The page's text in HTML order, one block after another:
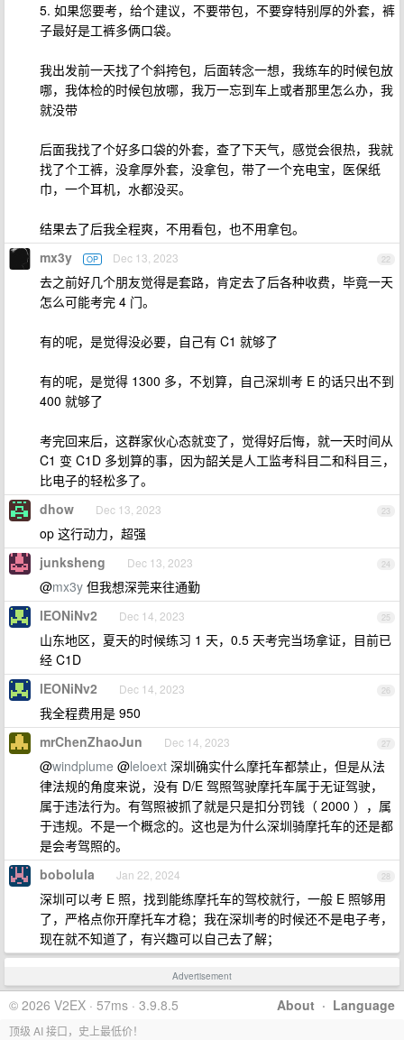
5. 如果您要考，给个建议，不要带包，不要穿特别厚的外套，裤
子最好是工裤多俩口袋。
我出发前一天找了个斜挎包，后面转念一想，我练车的时候包放
哪，我体检的时候包放哪，我万一忘到车上或者那里怎么办，我
就没带
后面我找了个好多口袋的外套，查了下天气，感觉会很热，我就
找了个工裤，没拿厚外套，没拿包，带了一个充电宝，医保纸
巾，一个耳机，水都没买。
结果去了后我全程爽，不用看包，也不用拿包。
22
mx3y OP Dec 13, 2023
去之前好几个朋友觉得是套路，肯定去了后各种收费，毕竟一天
怎么可能考完 4 门。
有的呢，是觉得没必要，自己有 C1 就够了
有的呢，是觉得 1300 多，不划算，自己深圳考 E 的话只出不到
400 就够了
考完回来后，这群家伙心态就变了，觉得好后悔，就一天时间从
C1 变 C1D 多划算的事，因为韶关是人工监考科目二和科目三，
比电子的轻松多了。
23
dhow Dec 13, 2023
op 这行动力，超强
24
junksheng Dec 13, 2023
@mx3y 但我想深莞来往通勤
25
lEONiNv2 Dec 14, 2023
山东地区，夏天的时候练习 1 天，0.5 天考完当场拿证，目前已
经 C1D
26
lEONiNv2 Dec 14, 2023
我全程费用是 950
27
mrChenZhaoJun Dec 14, 2023
@windplume @leloext 深圳确实什么摩托车都禁止，但是从法
律法规的角度来说，没有 D/E 驾照驾驶摩托车属于无证驾驶，
属于违法行为。有驾照被抓了就是只是扣分罚钱（ 2000 ），属
于违规。不是一个概念的。这也是为什么深圳骑摩托车的还是都
是会考驾照的。
28
bobolula Jan 22, 2024
深圳可以考 E 照，找到能练摩托车的驾校就行，一般 E 照够用
了，严格点你开摩托车才稳；我在深圳考的时候还不是电子考，
现在就不知道了，有兴趣可以自己去了解；
Advertisement
About · Language
© 2026 V2EX · 57ms · 3.9.8.5
顶级 AI 接口，史上最低价！